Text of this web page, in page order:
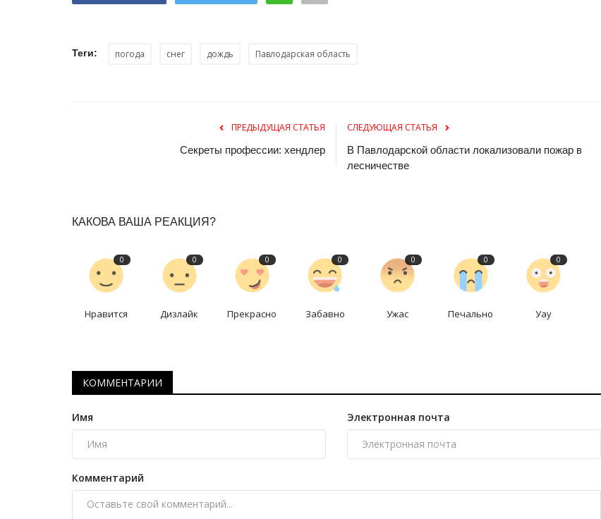
Теги: погода снег дождь Павлодарская область
ПРЕДЫДУЩАЯ СТАТЬЯ
Секреты профессии: хендлер
СЛЕДУЮЩАЯ СТАТЬЯ
В Павлодарской области локализовали пожар в
лесничестве
КАКОВА ВАША РЕАКЦИЯ?
0
Нравится
0
Дизлайк
0
Прекрасно
0
Забавно
0
Ужас
0
Печально
0
Уау
КОММЕНТАРИИ
Имя Электронная почта
Комментарий
В Баянауле открылся визит-центр